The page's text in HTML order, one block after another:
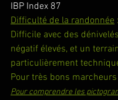
IBP Index 87
Difficulté de la randonnée :
Difficile avec des
négatif élevés, et un
particulièrement
Pour très bons marcheurs
Pour comprendre les